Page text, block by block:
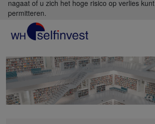
nagaat of u zich het hoge risico op verlies kunt
permitteren.